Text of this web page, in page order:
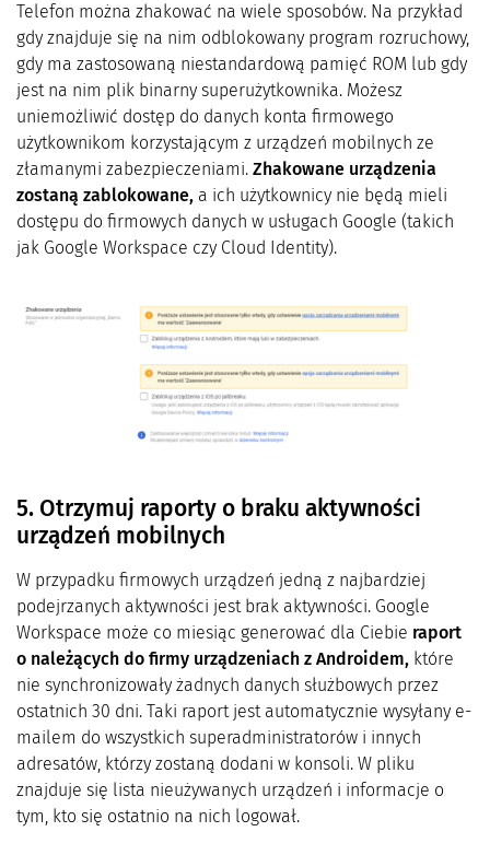
Telefon można zhakować na wiele sposobów. Na przykład
gdy znajduje się na nim odblokowany program rozruchowy,
gdy ma zastosowaną niestandardową pamięć ROM lub gdy
jest na nim plik binarny superużytkownika. Możesz
uniemożliwić dostęp do danych konta firmowego
użytkownikom korzystającym z urządzeń mobilnych ze
złamanymi zabezpieczeniami. Zhakowane urządzenia
zostaną zablokowane, a ich użytkownicy nie będą mieli
dostępu do firmowych danych w usługach Google (takich
jak Google Workspace czy Cloud Identity).
5. Otrzymuj raporty o braku aktywności
urządzeń mobilnych
W przypadku firmowych urządzeń jedną z najbardziej
podejrzanych aktywności jest brak aktywności. Google
Workspace może co miesiąc generować dla Ciebie raport
o należących do firmy urządzeniach z Androidem, które
nie synchronizowały żadnych danych służbowych przez
ostatnich 30 dni. Taki raport jest automatycznie wysyłany e-
mailem do wszystkich superadministratorów i innych
adresatów, którzy zostaną dodani w konsoli. W pliku
znajduje się lista nieużywanych urządzeń i informacje o
tym, kto się ostatnio na nich logował.